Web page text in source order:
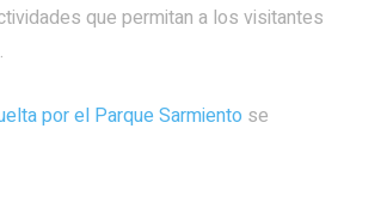
que permitan a los visitantes
por el Parque Sarmiento se